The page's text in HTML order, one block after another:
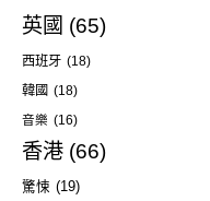
英國 (65)
西班牙 (18)
韓國 (18)
音樂 (16)
香港 (66)
驚悚 (19)